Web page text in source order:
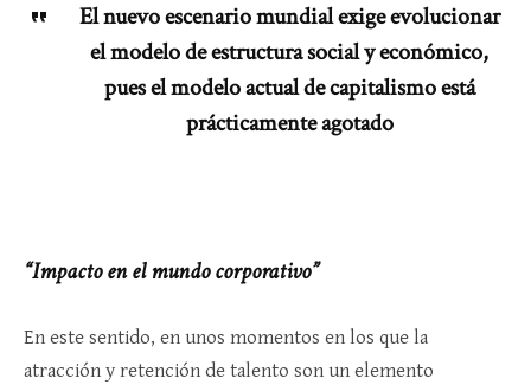
El nuevo escenario mundial exige evolucionar
el modelo de estructura social y económico,
pues el modelo actual de capitalismo está
prácticamente agotado
“Impacto en el mundo corporativo”
En este sentido, en unos momentos en los que la
atracción y retención de talento son un elemento